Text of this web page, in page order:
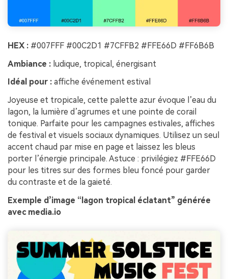
HEX : #007FFF #00C2D1 #7CFFB2 #FFE66D #FF6B6B
Ambiance : ludique, tropical, énergisant
Idéal pour : affiche événement estival
Joyeuse et tropicale, cette palette azur évoque l’eau du
lagon, la lumière d’agrumes et une pointe de corail
tonique. Parfaite pour les campagnes estivales, affiches
de festival et visuels sociaux dynamiques. Utilisez un seul
accent chaud par mise en page et laissez les bleus
porter l’énergie principale. Astuce : privilégiez #FFE66D
pour les titres sur des formes bleu foncé pour garder
du contraste et de la gaieté.
Exemple d’image “lagon tropical éclatant” générée
avec media.io